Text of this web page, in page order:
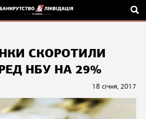
СКОРОТИЛИ
НБУ НА 29%
18 січня, 2017